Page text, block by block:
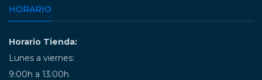
HORARIO
Horario Tienda:
Lunes a viernes:
9:00h a 13:00h